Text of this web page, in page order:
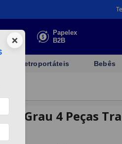
Faça sua
cotação
Papelex
B2B
Eletroportáteis Bebês
1 Grau 4 Peças
×